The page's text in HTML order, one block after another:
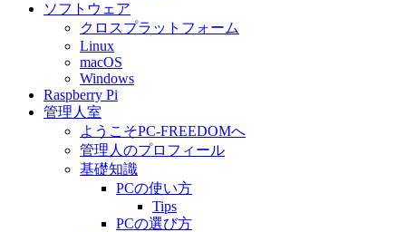
ソフトウェア
クロスプラットフォーム
Linux
macOS
Windows
Raspberry Pi
管理人室
ようこそPC-FREEDOMへ
管理人のプロフィール
基礎知識
PCの使い方
Tips
PCの選び方